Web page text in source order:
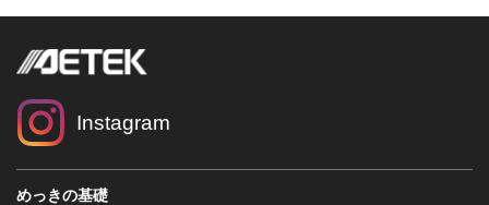
Instagram
めっきの基礎